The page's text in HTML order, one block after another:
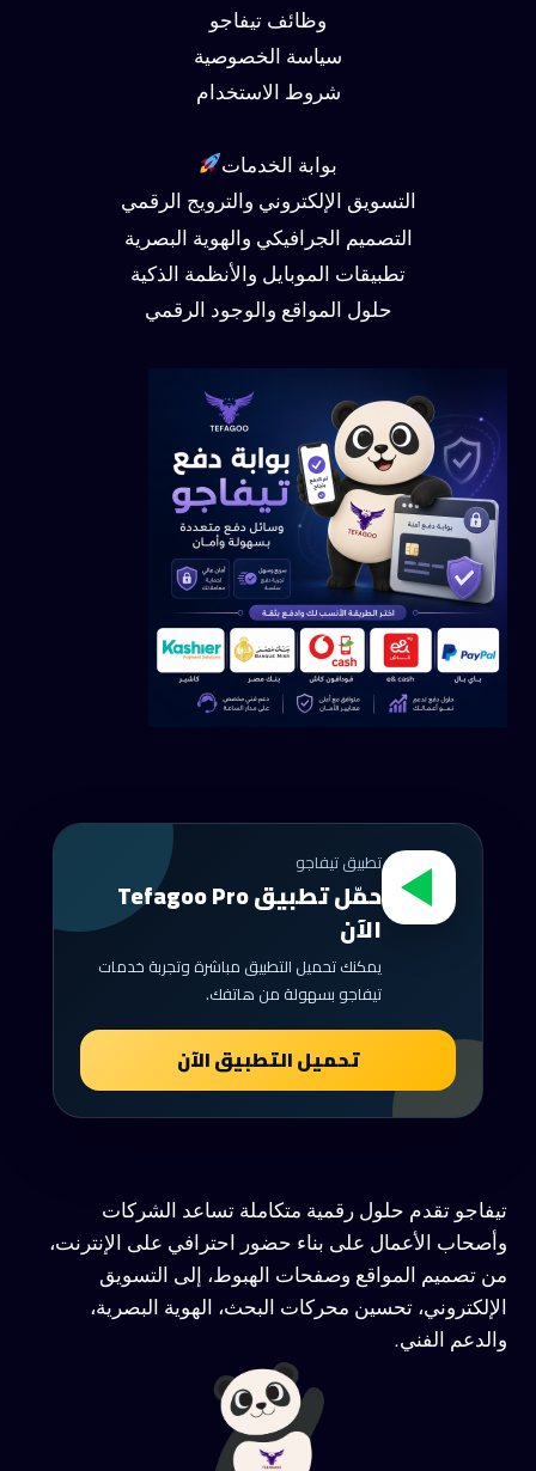
وظائف تيفاجو
سياسة الخصوصية
شروط الاستخدام
بوابة الخدمات
التسويق الإلكتروني والترويج الرقمي
التصميم الجرافيكي والهوية البصرية
تطبيقات الموبايل والأنظمة الذكية
حلول المواقع والوجود الرقمي
تطبيق تيفاجو
حمّل تطبيق Tefagoo Pro
الآن
يمكنك تحميل التطبيق مباشرة وتجربة خدمات
تيفاجو بسهولة من هاتفك.
تحميل التطبيق الآن
تيفاجو تقدم حلول رقمية متكاملة تساعد الشركات
وأصحاب الأعمال على بناء حضور احترافي على الإنترنت،
من تصميم المواقع وصفحات الهبوط، إلى التسويق
الإلكتروني، تحسين محركات البحث، الهوية البصرية،
والدعم الفني.